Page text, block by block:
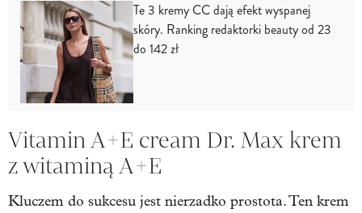
Te 3 kremy CC dają efekt wyspanej
skóry. Ranking redaktorki beauty od 23
do 142 zł
Vitamin A+E cream Dr. Max krem
z witaminą A+E
Kluczem do sukcesu jest nierzadko prostota. Ten krem